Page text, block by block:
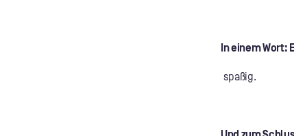
In einem Wort:
spaßig.